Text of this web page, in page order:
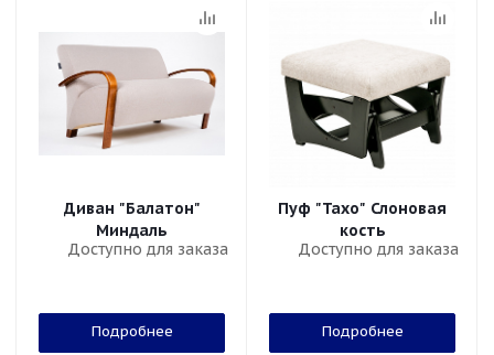
Диван "Балатон"
Миндаль
Доступно для заказа
Подробнее
Пуф "Тахо" Слоновая
кость
Доступно для заказа
Подробнее